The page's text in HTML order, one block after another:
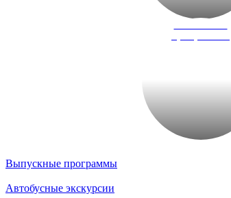
Выпускные программы
Автобусные экскурсии